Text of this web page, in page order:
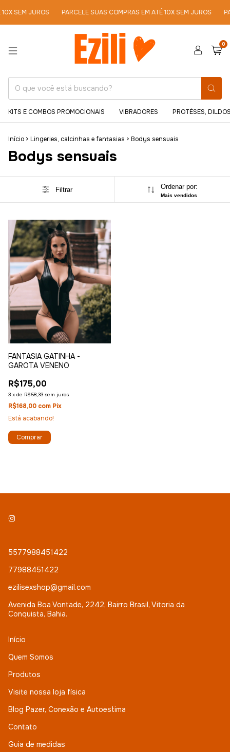
SEM JUROS PARCELE SUAS COMPRAS EM ATÉ 10X SEM JUROS
0
KITS E COMBOS PROMOCIONAIS VIBRADORES PROTÉSES,
Início > Lingeries, calcinhas e fantasias > Bodys sensuais
Bodys sensuais
Filtrar Ordenar por:
Mais vendidos
FANTASIA GATINHA -
GAROTA VENENO
R$175,00
3 x de R$58,33 sem juros
R$168,00 com Pix
Está acabando!
Comprar
5577988451422
77988451422
ezilisexshop@gmail.com
Avenida Boa Vontade, 2242, Bairro Brasil, Vitoria da
Conquista, Bahia.
Início
Quem Somos
Produtos
Visite nossa loja física
Blog Pazer, Conexão e Autoestima
Contato
Guia de medidas